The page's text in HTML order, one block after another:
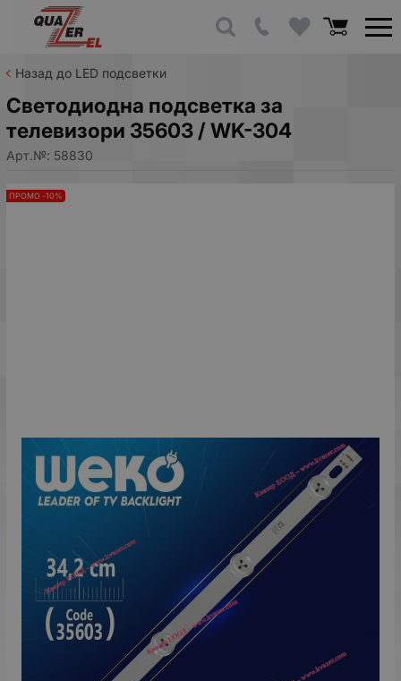
Назад до LED подсветки
Светодиодна подсветка за
телевизори 35603 / WK-304
Арт.№: 58830
ПРОМО -10%